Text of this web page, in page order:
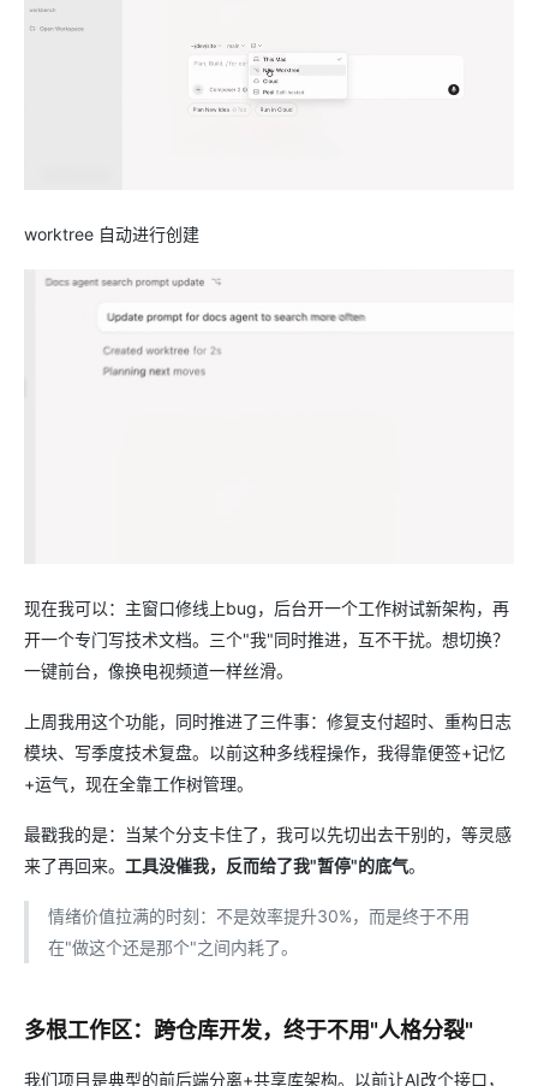
worktree 自动进行创建
现在我可以：主窗口修线上bug，后台开一个工作树试新架构，再
开一个专门写技术文档。三个"我"同时推进，互不干扰。想切换？
一键前台，像换电视频道一样丝滑。
上周我用这个功能，同时推进了三件事：修复支付超时、重构日志
模块、写季度技术复盘。以前这种多线程操作，我得靠便签+记忆
+运气，现在全靠工作树管理。
最戳我的是：当某个分支卡住了，我可以先切出去干别的，等灵感
来了再回来。 工具没催我，反而给了我"暂停"的底气。
情绪价值拉满的时刻：不是效率提升30%，而是终于不用
在"做这个还是那个"之间内耗了。
多根工作区：跨仓库开发，终于不用"人格分裂"
我们项目是典型的前后端分离+共享库架构。以前让AI改个接口，